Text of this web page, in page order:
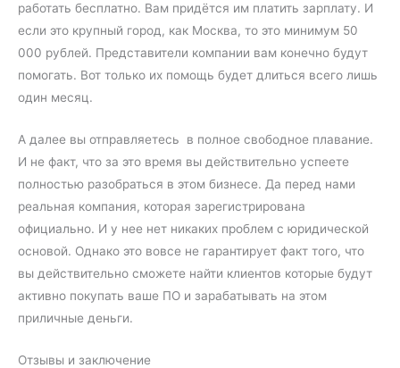
работать бесплатно. Вам придётся им платить зарплату. И
если это крупный город, как Москва, то это минимум 50
000 рублей. Представители компании вам конечно будут
помогать. Вот только их помощь будет длиться всего лишь
один месяц.
А далее вы отправляетесь в полное свободное плавание.
И не факт, что за это время вы действительно успеете
полностью разобраться в этом бизнесе. Да перед нами
реальная компания, которая зарегистрирована
официально. И у нее нет никаких проблем с юридической
основой. Однако это вовсе не гарантирует факт того, что
вы действительно сможете найти клиентов которые будут
активно покупать ваше ПО и зарабатывать на этом
приличные деньги.
Отзывы и заключение